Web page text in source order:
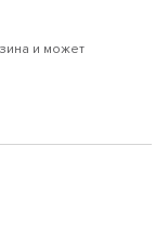
и может